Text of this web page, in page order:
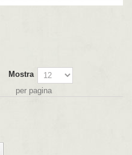
Mostra
per pagina